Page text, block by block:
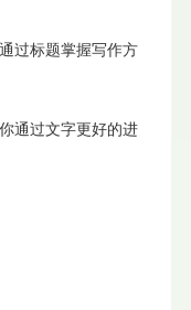
过标题掌握写作方
通过文字更好的进